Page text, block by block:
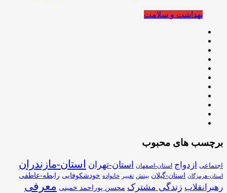
بهداشت و سلامت
برچسب های محبوب
اجتماعی ازدواج استان-اصفهان استان-تهران استان-مازندران
استان-هرمزگان استان-گیلان بینش تغییر خانواده خودشکوفایی رابطه-عاطفی
رهبرانقلاب زندگی مشترک محسن پوراحمد خمینی معرفی